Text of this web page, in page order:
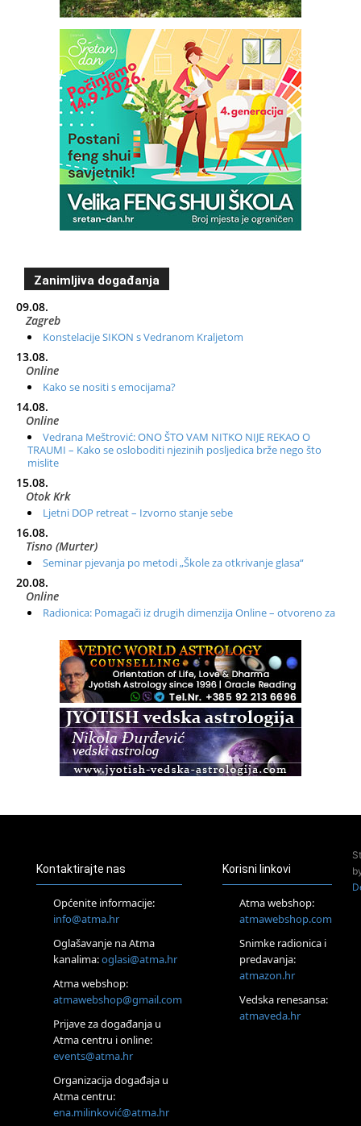
Zanimljiva događanja
09.08.
Zagreb
Konstelacije SIKON s Vedranom Kraljetom
13.08.
Online
Kako se nositi s emocijama?
14.08.
Online
Vedrana Meštrović: ONO ŠTO VAM NITKO NIJE REKAO O
TRAUMI – Kako se osloboditi njezinih posljedica brže nego što
mislite
15.08.
Otok Krk
Ljetni DOP retreat – Izvorno stanje sebe
16.08.
Tisno (Murter)
Seminar pjevanja po metodi „Škole za otkrivanje glasa“
20.08.
Online
Radionica: Pomagači iz drugih dimenzija Online – otvoreno za
Zagreb+Online
Osnovni ThetaHealing® tečaj, Zagreb i Online
Zagreb
Osnovna radionica za izscjeljivanje pranom (Basic Pranic
Healing course)
Access BARS®, otpusti stres
Pjesma srca / Zagreb
Tečaj Višeg Vodstva, razvijanja intuicije i Akaša zapisa
Online
Upisi u program Profesionalni hipnoterapeut — nova
Online
Postanite Nositelj Vibracije Nove Zemlje
Visoko
Alemka Dauskardt – Jednodnevna radionica sistemskih
konstelacija
Zagreb
Kontaktirajte nas
Općenite informacije:
info@atma.hr
Oglašavanje na Atma
kanalima:oglasi@atma.hr
Atma webshop:
atmawebshop@gmail.com
Prijave za događanja u
Atma centru i online:
events@atma.hr
Organizacija događaja u
Atma centru:
ena.milinković@atma.hr
Korisni linkovi
Atma webshop:
atmawebshop.com
Snimke radionica i
predavanja:
atmazon.hr
Vedska renesansa:
atmaveda.hr